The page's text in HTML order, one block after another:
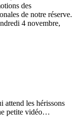
des
de notre réserve.
4 novembre,
attend les hérissons
petite vidéo…